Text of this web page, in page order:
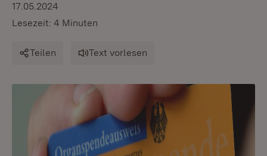
17.05.2024
Lesezeit: 4 Minuten
Teilen Text vorlesen